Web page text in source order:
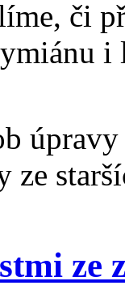
či
i
ze
ze